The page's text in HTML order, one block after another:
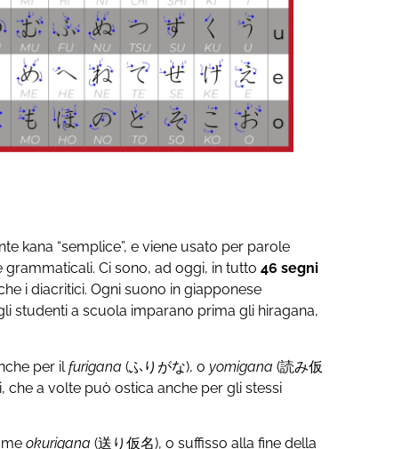
kana “semplice”, e viene usato per parole
grammaticali. Ci sono, ad oggi, in tutto46 segni
i diacritici. Ogni suono in giapponese
studenti a scuola imparano prima gli hiragana,
per il furigana(ふりがな), o yomigana(読み仮
che a volte può ostica anche per gli stessi
okurigana(送り仮名), o suffisso alla fine della